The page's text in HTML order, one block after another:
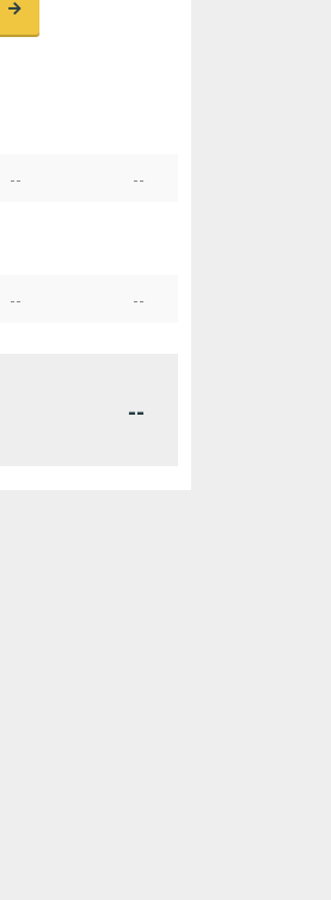
-- --
-- --
--